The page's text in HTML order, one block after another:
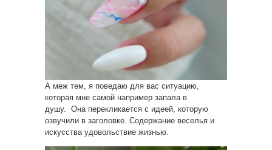
А меж тем, я поведаю для вас ситуацию,
которая мне самой например запала в
душу. Она перекликается с идеей, которую
озвучили в заголовке. Содержание веселья и
искусства удовольствие жизнью.